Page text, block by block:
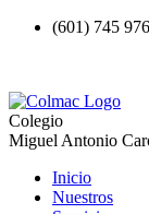
(601) 745
Colegio
Miguel Antonio
Inicio
Nuestros